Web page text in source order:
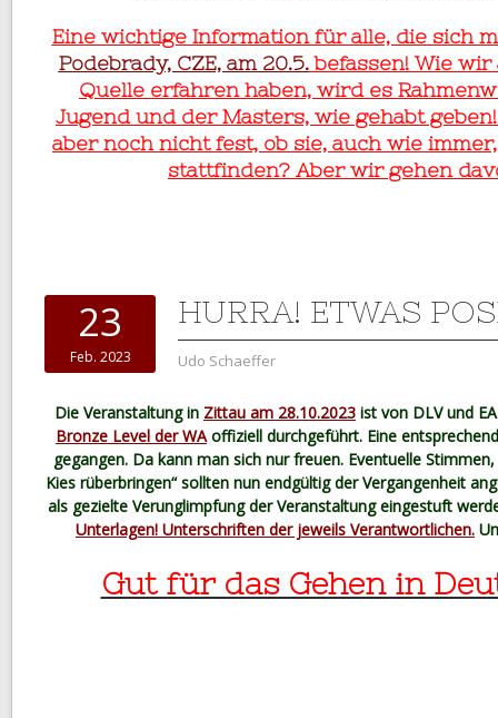
Eine wichtige Information für alle, die sich
Podebrady, CZE, am 20.5.befassen! Wie wir
Quelle erfahren haben, wird es
Jugend und der Masters, wie gehabt
aber noch nicht fest, ob sie, auch wie
stattfinden? Aber wir gehen
23
Feb. 2023
HURRA! ETWAS
Udo Schaeffer
Die Veranstaltung in Zittau am 28.10.2023 ist von DLV und
Bronze Level der WA offiziell durchgeführt. Eine
gegangen. Da kann man sich nur freuen. Eventuelle
Kies rüberbringen“ sollten nun endgültig der Vergangenheit
als gezielte Verunglimpfung der Veranstaltung eingestuft
Unterlagen! Unterschriften der jeweils Verantwortlichen.
Gut für das Gehen in